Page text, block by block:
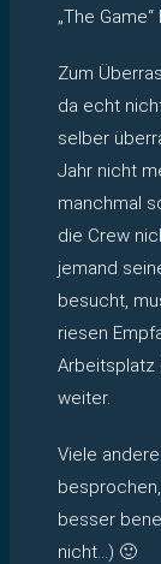
„The
Zum
da echt
selber
Jahr nicht
manchmal
die Crew
jemand
besucht,
riesen
Arbeitsplatz
weiter.
Viele
besser
nicht…) 🙂